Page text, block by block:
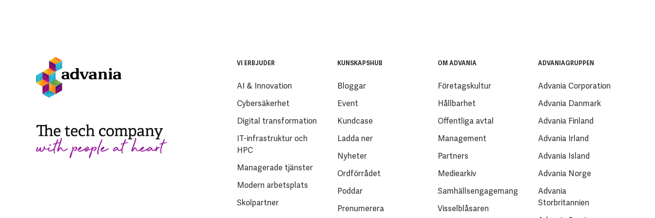
VI ERBJUDER
AI & Innovation
Cybersäkerhet
Digital transformation
IT-infrastruktur och
HPC
Managerade tjänster
Modern arbetsplats
Skolpartner
KUNSKAPSHUB
Bloggar
Event
Kundcase
Ladda ner
Nyheter
Ordförrådet
Poddar
Prenumerera
OM ADVANIA
Företagskultur
Hållbarhet
Offentliga avtal
Management
Partners
Mediearkiv
Samhällsengagemang
Visselblåsaren
ADVANIAGRUPPEN
Advania Corporation
Advania Danmark
Advania Finland
Advania Irland
Advania Island
Advania Norge
Advania
Storbritannien